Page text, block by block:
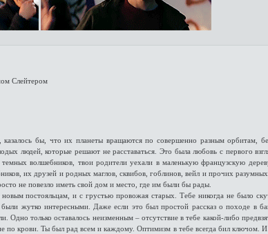
Слейтером
бы, что их планеты вращаются по совершенно разным орбитам,
людей, которые решают не расставаться. Это была любовь с первого
волшебников, твои родители уехали в маленькую французскую
их друзей и родных маглов, сквибов, гоблинов, вейл и прочих
не повезло иметь свой дом и место, где им были бы рады.
постояльцам, и с грустью провожая старых. Тебе никогда не было
жутко интересными. Даже если это был простой рассказ о походе в
Одно только оставалось неизменным – отсутствие в тебе какой-либо
по крови. Ты был рад всем и каждому. Оптимизм в тебе всегда бил ключом.